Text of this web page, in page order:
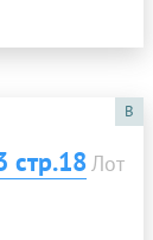
B
стр.18Лот